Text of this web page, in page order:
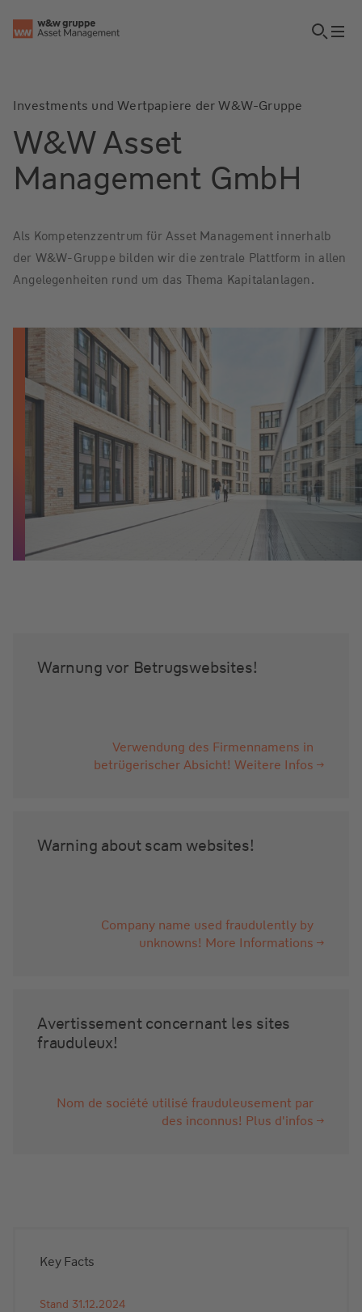
Investments und Wertpapiere der W&W-Gruppe
W&W Asset
Management GmbH
Als Kompetenzzentrum für Asset Management innerhalb
der W&W-Gruppe bilden wir die zentrale Plattform in allen
Angelegenheiten rund um das Thema Kapitalanlagen.
Warnung vor Betrugswebsites!
Verwendung des Firmennamens in
betrügerischer Absicht! Weitere Infos
Warning about scam websites!
Company name used fraudulently by
unknowns! More Informations
Avertissement concernant les sites
frauduleux!
Nom de société utilisé frauduleusement par
des inconnus! Plus d'infos
Key Facts
Stand 31.12.2024